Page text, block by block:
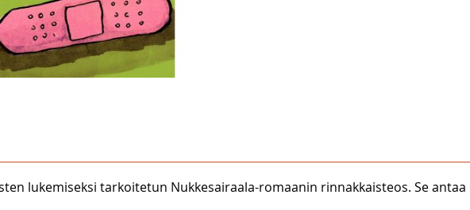
lukemiseksi tarkoitetun Nukkesairaala-romaanin rinnakkaisteos. Se